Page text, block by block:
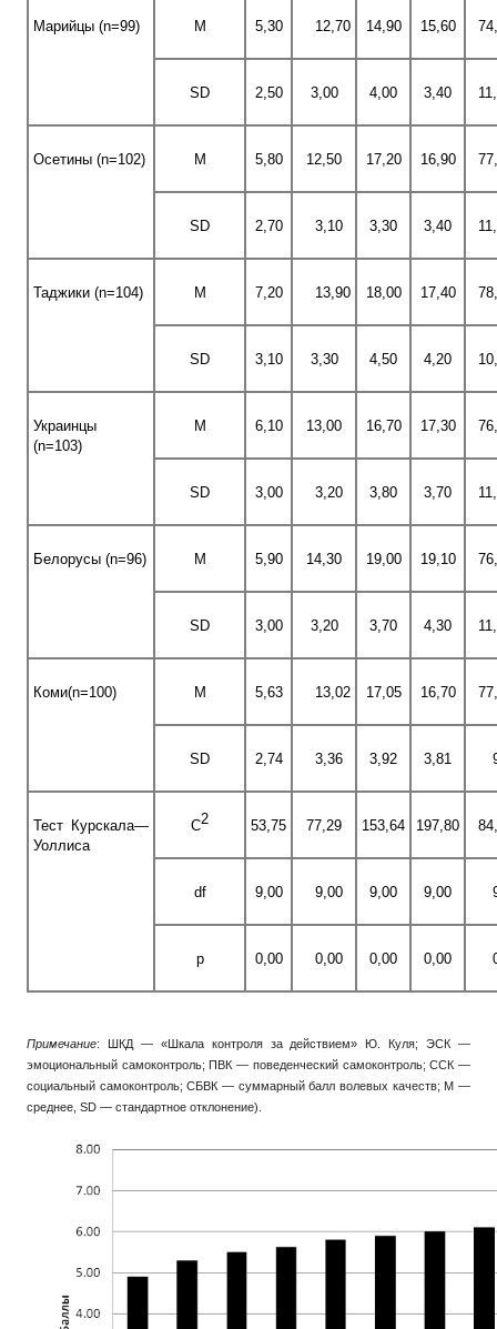
Марийцы (n=99) M 5,30 12,70 14,90 15,60
SD 2,50 3,00 4,00 3,40
Осетины (n=102) M 5,80 12,50 17,20 16,90
SD 2,70 3,10 3,30 3,40
Таджики (n=104) M 7,20 13,90 18,00 17,40
SD 3,10 3,30 4,50 4,20
Украинцы
(n=103)
M 6,10 13,00 16,70 17,30
SD 3,00 3,20 3,80 3,70
Белорусы (n=96) M 5,90 14,30 19,00 19,10
SD 3,00 3,20 3,70 4,30
Коми(n=100) M 5,63 13,02 17,05 16,70
SD 2,74 3,36 3,92 3,81
Тест Курскала—
Уоллиса
С2 53,75 77,29 153,64 197,80
df 9,00 9,00 9,00 9,00
p 0,00 0,00 0,00 0,00
Примечание: ШКД — «Шкала контроля за действием» Ю. Куля; ЭСК —
эмоциональный самоконтроль; ПВК — поведенческий самоконтроль; ССК —
социальный самоконтроль; СБВК — суммарный балл волевых качеств; М —
среднее, SD — стандартное отклонение).